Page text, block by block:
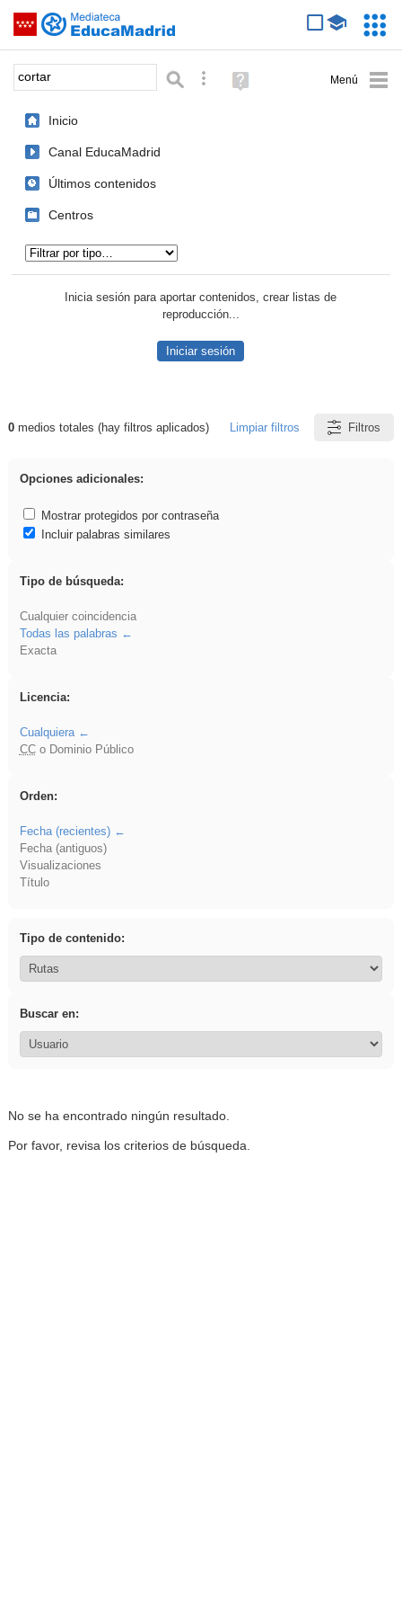
Saltar navegación
Palabra o frase: Búsqueda avanzada
Ayuda
(en
Inicio
Canal EducaMadrid
Últimos contenidos
Centros
Inicia sesión para aportar contenidos, crear listas de
reproducción...
Iniciar sesión
Resultados de: cortar
0medios totales (hay filtros aplicados) Limpiar filtros Filtros
Opciones adicionales:
Mostrar protegidos por contraseña
Incluir palabras similares
Tipo de búsqueda:
Cualquier coincidencia
Todas las palabras
Exacta
Licencia:
Cualquiera
CCo Dominio Público
Orden:
Fecha (recientes)
Fecha (antiguos)
Visualizaciones
Título
Tipo de contenido:
Buscar en:
No se ha encontrado ningún resultado.
Por favor, revisa los criterios de búsqueda.